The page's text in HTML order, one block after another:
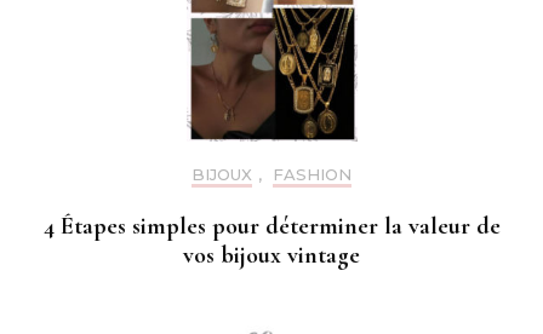
BIJOUX , FASHION
4 Étapes simples pour déterminer la valeur de
vos bijoux vintage